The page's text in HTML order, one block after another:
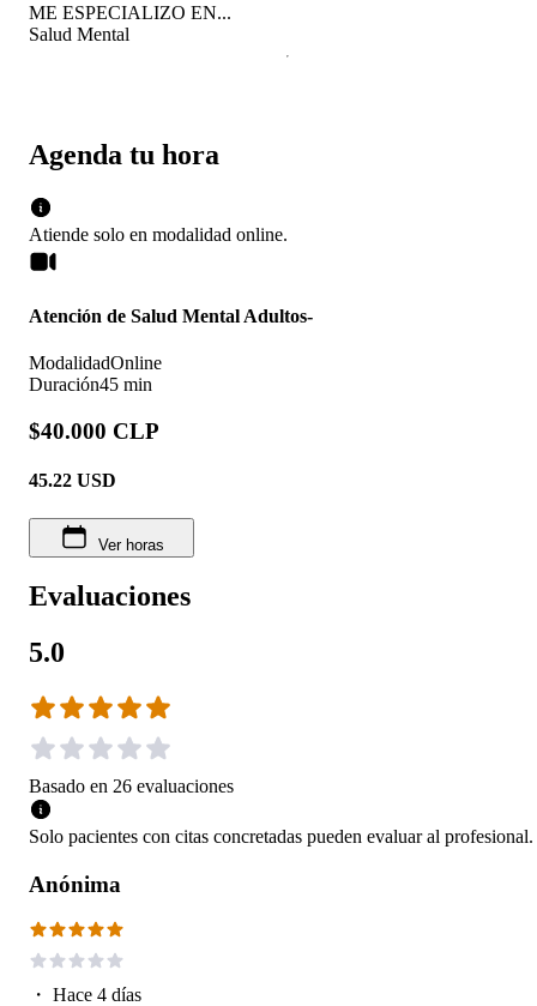
Agenda tu hora
Atiende solo en modalidad online.
Atención de Salud Mental Adultos-
ModalidadOnline
Duración45 min
$40.000 CLP
45.22 USD
Ver horas
Evaluaciones
5.0
Basado en 26 evaluaciones
Solo pacientes con citas concretadas pueden evaluar al profesional.
Anónima
・ Hace 4 días
ME ESPECIALIZO EN...
Salud Mental